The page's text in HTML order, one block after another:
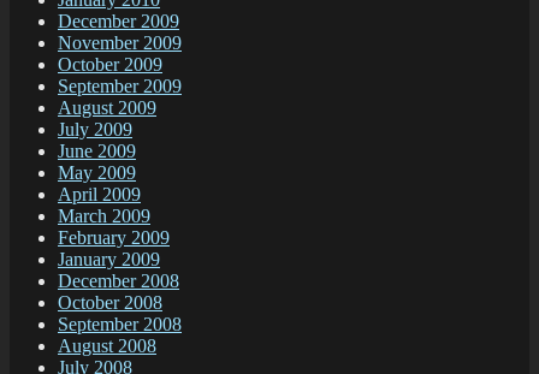
December 2009
November 2009
October 2009
September 2009
August 2009
July 2009
June 2009
May 2009
April 2009
March 2009
February 2009
January 2009
December 2008
October 2008
September 2008
August 2008
July 2008